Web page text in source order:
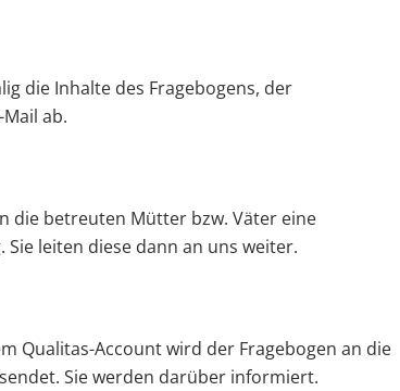
die Inhalte des Fragebogens, der
ab.
die betreuten Mütter bzw. Väter eine
leiten diese dann an uns weiter.
Qualitas-Account wird der Fragebogen an die
Sie werden darüber informiert.